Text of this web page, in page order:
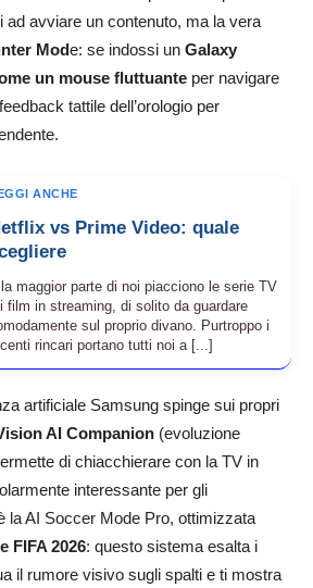
ad avviare un contenuto, ma la vera
Mode: se indossi un Galaxy
un mouse fluttuante per navigare
tattile dell’orologio per
ANCHE
vs Prime Video: quale
maggior parte di noi piacciono le serie TV
film in streaming, di solito da guardare
sul proprio divano. Purtroppo i
rincari portano tutti noi a [...]
artificiale Samsung spinge sui propri
AI Companion (evoluzione
di chiacchierare con la TV in
interessante per gli
la AI Soccer Mode Pro, ottimizzata
FIFA 2026: questo sistema esalta i
il rumore visivo sugli spalti e ti mostra